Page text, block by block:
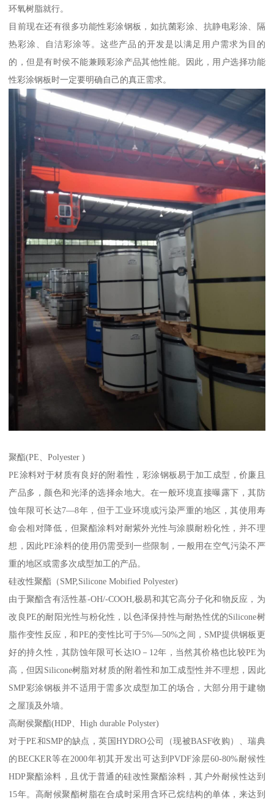
环氧树脂就行。
目前现在还有很多功能性彩涂钢板，如抗菌彩涂、抗静电彩涂、隔
热彩涂、自洁彩涂等。这些产品的开发是以满足用户需求为目的
的，但是有时侯不能兼顾彩涂产品其他性能。因此，用户选择功能
性彩涂钢板时一定要明确自己的真正需求。
聚酯(PE、Polyester )
PE涂料对于材质有良好的附着性，彩涂钢板易于加工成型，价廉且
产品多，颜色和光泽的选择余地大。在一般环境直接曝露下，其防
蚀年限可长达7—8年，但于工业环境或污染严重的地区，其使用寿
命会相对降低，但聚酯涂料对耐紫外光性与涂膜耐粉化性，并不理
想，因此PE涂料的使用仍需受到一些限制，一般用在空气污染不严
重的地区或需多次成型加工的产品。
硅改性聚酯（SMP,Silicone Mobified Polyester)
由于聚酯含有活性基-OH/-COOH,极易和其它高分子化和物反应，为
改良PE的耐阳光性与粉化性，以色泽保持性与耐热性优的Silicone树
脂作变性反应，和PE的变性比可于5%—50%之间，SMP提供钢板更
好的持久性，其防蚀年限可长达lO－12年，当然其价格也比较PE为
高，但因Silicone树脂对材质的附着性和加工成型性并不理想，因此
SMP彩涂钢板并不适用于需多次成型加工的场合，大部分用于建物
之屋顶及外墙。
高耐侯聚酯(HDP、High durable Polyster)
对于PE和SMP的缺点，英国HYDRO公司（现被BASF收购）、瑞典
的BECKER等在2000年初其开发出可达到PVDF涂层60-80%耐候性
HDP聚酯涂料，且优于普通的硅改性聚酯涂料，其户外耐候性达到
15年。高耐候聚酯树脂在合成时采用含环己烷结构的单体，来达到